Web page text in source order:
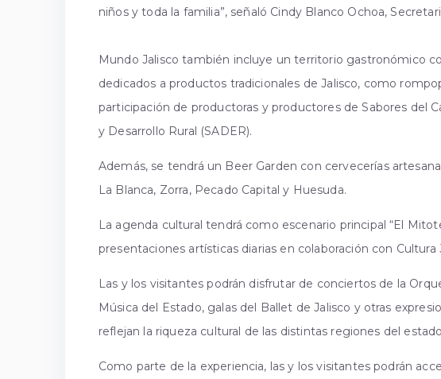
niños y toda la familia”, señaló Cindy Blanco Ochoa,
Mundo Jalisco también incluye un territorio gastronómico
dedicados a productos tradicionales de Jalisco, como
participación de productoras y productores de Sabores del
y Desarrollo Rural (SADER).
Además, se tendrá un Beer Garden con cervecerías
La Blanca, Zorra, Pecado Capital y Huesuda.
La agenda cultural tendrá como escenario principal “El
presentaciones artísticas diarias en colaboración con Cultura
Las y los visitantes podrán disfrutar de conciertos de la
Música del Estado, galas del Ballet de Jalisco y otras
reflejan la riqueza cultural de las distintas regiones del
Como parte de la experiencia, las y los visitantes podrán